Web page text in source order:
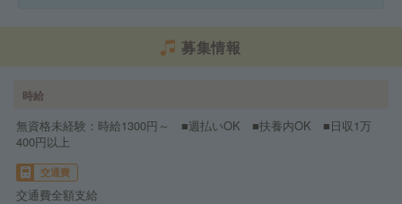
募集情報
時給
無資格未経験：時給1300円～ ■週払いOK ■扶養内OK ■日収1万
400円以上
交通費
交通費全額支給